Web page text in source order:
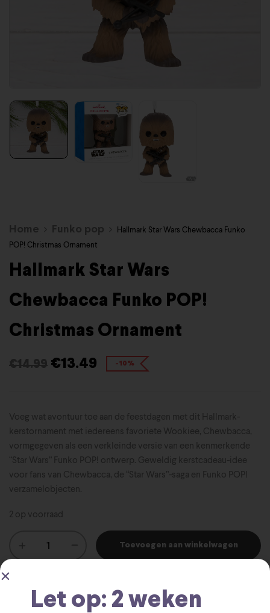
Home Funko pop
Hallmark Star Wars Chewbacca Funko
POP! Christmas Ornament
Hallmark Star Wars
Chewbacca Funko POP!
Christmas Ornament
€14.99 €13.49 -10%
Voeg wat avontuur toe aan de feestdagen met dit Hallmark-
kerstornament met iedereens favoriete Wookiee, Chewbacca,
vormgegeven als een verkleinde versie van een kenmerkende
“Star Wars” Funko POP! ontwerp. Geweldig kerstcadeau-idee
voor fans van Chewbacca, de “Star Wars”-saga en Funko POP!
verzamelobjecten.
2 op voorraad
Toevoegen aan winkelwagen
8714304881877
Let op: 2 weken